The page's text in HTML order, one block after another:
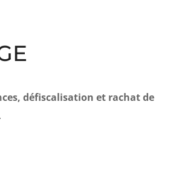
défiscalisation et rachat de